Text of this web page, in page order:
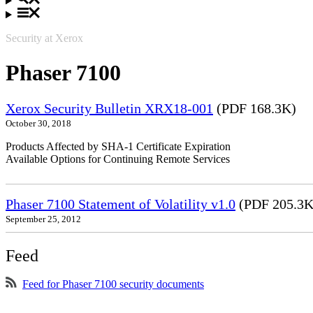
Security at Xerox
Phaser 7100
Xerox Security Bulletin XRX18-001 (PDF 168.3K)
October 30, 2018
Products Affected by SHA-1 Certificate Expiration
Available Options for Continuing Remote Services
Phaser 7100 Statement of Volatility v1.0 (PDF
September 25, 2012
Feed
Feed for Phaser 7100 security documents